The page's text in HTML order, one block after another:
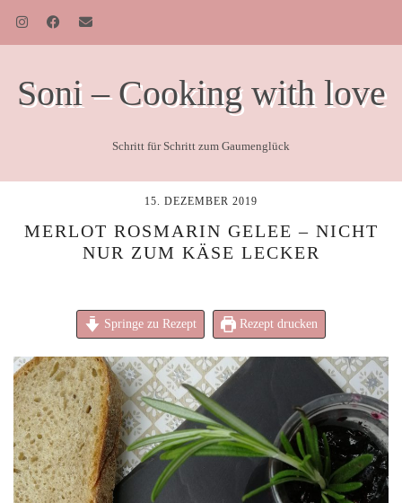
Soni – Cooking with love
Schritt für Schritt zum Gaumenglück
15. DEZEMBER 2019
MERLOT ROSMARIN GELEE – NICHT
NUR ZUM KÄSE LECKER
Springe zu Rezept Rezept drucken